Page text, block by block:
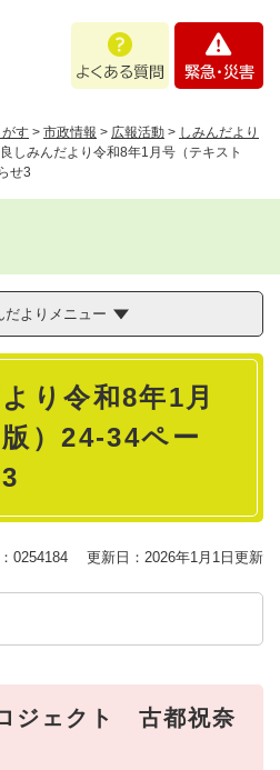
あ
問
・
す > 市政情報 > 広報活動 > しみんだより
しみんだより令和8年1月号（テキスト
せ3
だよりメニュー
り令和8年1月
）24-34ペー
0254184 更新日：2026年1月1日更新
ジェクト 古都祝奈